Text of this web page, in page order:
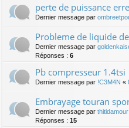
perte de puissance
Dernier message par
Probleme de liquide
Dernier message par
Réponses : 6
Pb compresseur 1.4tsi
Dernier message par !C3M4N «
Embrayage touran
Dernier message par thitidamour
Réponses : 15